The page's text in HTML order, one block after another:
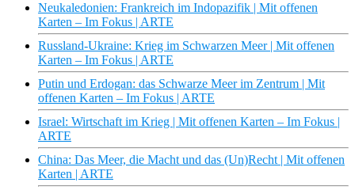
Neukaledonien: Frankreich im Indopazifik | Mit offenen
Karten – Im Fokus | ARTE
Russland-Ukraine: Krieg im Schwarzen Meer | Mit offenen
Karten – Im Fokus | ARTE
Putin und Erdogan: das Schwarze Meer im Zentrum | Mit
offenen Karten – Im Fokus | ARTE
Israel: Wirtschaft im Krieg | Mit offenen Karten – Im Fokus |
ARTE
China: Das Meer, die Macht und das (Un)Recht | Mit offenen
Karten | ARTE